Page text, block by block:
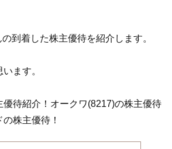
到着した株主優待を紹介します。
ます。
優待紹介！オークワ(8217)の株主優待
株主優待！